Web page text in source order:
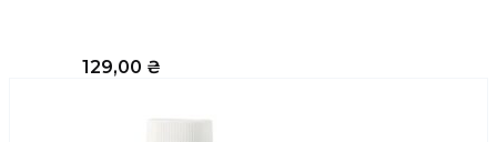
129,00 ₴